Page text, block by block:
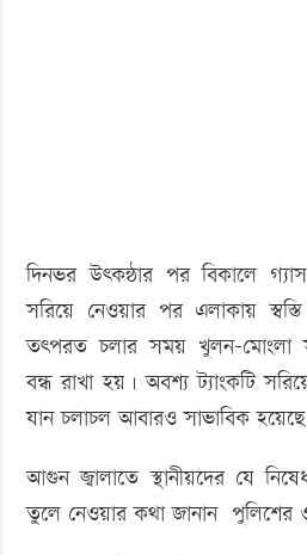
দিনভর উৎকন্ঠার পর বিকালে
সরিয়ে নেওয়ার পর এলাকায়
তৎপরত চলার সময় খুলন-মোংলা
বন্ধ রাখা হয়। অবশ্য ট্যাংকটি
যান চলাচল আবারও সাভাবিক
আগুন জ্বালাতে স্থানীয়দের যে
তুলে নেওয়ার কথা জানান পুলিশের